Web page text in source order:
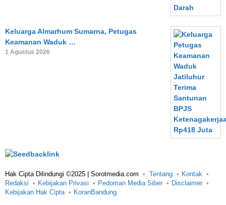
Keluarga Almarhum Sumarna, Petugas
Keamanan Waduk …
1 Agustus 2026
Hak Cipta Dilindungi ©2025 | Sorotmedia.com Tentang
Kontak
Redaksi
Kebijakan Privasi Pedoman Media Siber
Disclaimer
Kebijakan Hak Cipta
KoranBandung